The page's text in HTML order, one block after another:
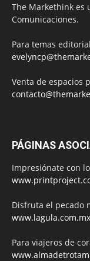
The Markethink es
Comunicaciones.
Para temas
Venta de espacios
PÁGINAS
Impresiónate con
Disfruta el pecado
www.lagula.com.mx
Para viajeros de